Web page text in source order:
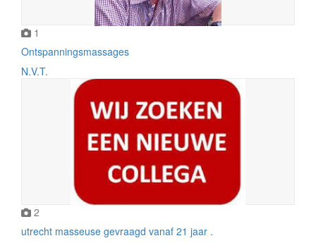
1
Ontspanningsmassages
N.V.T.
2
utrecht masseuse gevraagd vanaf 21 jaar .